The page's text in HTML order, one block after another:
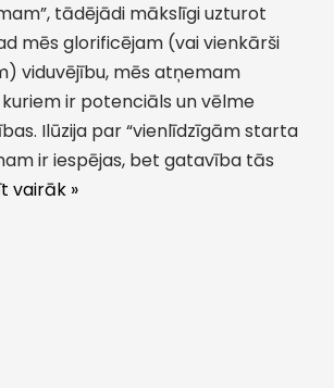
tādējādi mākslīgi uzturot
mēs glorificējam (vai vienkārši
viduvējību, mēs atņemam
ir potenciāls un vēlme
Ilūzija par “vienlīdzīgām starta
ir iespējas, bet gatavība tās
vairāk »